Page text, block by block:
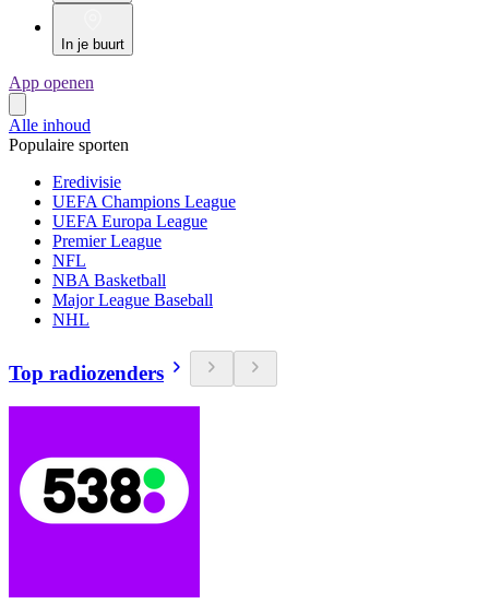
In je buurt
App openen
Alle inhoud
Populaire sporten
Eredivisie
UEFA Champions League
UEFA Europa League
Premier League
NFL
NBA Basketball
Major League Baseball
NHL
Top radiozenders